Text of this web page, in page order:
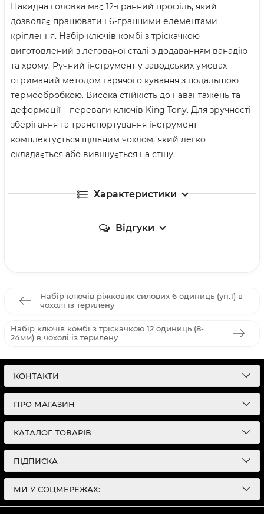
Накидна головка має 12-гранний профіль, який
дозволяє працювати і 6-гранними елементами
кріплення. Набір ключів комбі з тріскачкою
виготовлений з легованої сталі з додаванням ванадію
та хрому. Ручний інструмент у заводських умовах
отриманий методом гарячого кування з подальшою
термообробкою. Висока стійкість до навантажень та
деформації – переваги ключів King Tony. Для зручності
зберігання та транспортування інструмент
комплектується щільним чохлом, який легко
складається або вивішується на стіну.
Характеристики
Відгуки
Набір ключів ріжкових силових 6 одиниць (уп.1) в
чохолі із терилену
Набір ключів комбі з тріскачкою 12 одиниць (8-
24мм) в чохолі із терилену
КОНТАКТИ
ПРО МАГАЗИН
КАТАЛОГ ТОВАРІВ
ПІДПИСКА
МИ У СОЦМЕРЕЖАХ: